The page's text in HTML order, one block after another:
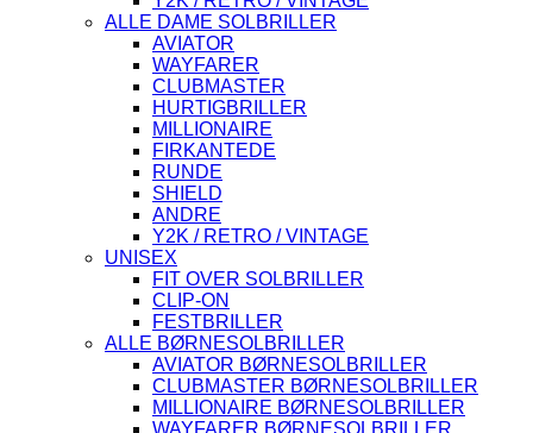
ALLE DAME SOLBRILLER
AVIATOR
WAYFARER
CLUBMASTER
HURTIGBRILLER
MILLIONAIRE
FIRKANTEDE
RUNDE
SHIELD
ANDRE
Y2K / RETRO / VINTAGE
UNISEX
FIT OVER SOLBRILLER
CLIP-ON
FESTBRILLER
ALLE BØRNESOLBRILLER
AVIATOR BØRNESOLBRILLER
CLUBMASTER BØRNESOLBRILLER
MILLIONAIRE BØRNESOLBRILLER
WAYFARER BØRNESOLBRILLER